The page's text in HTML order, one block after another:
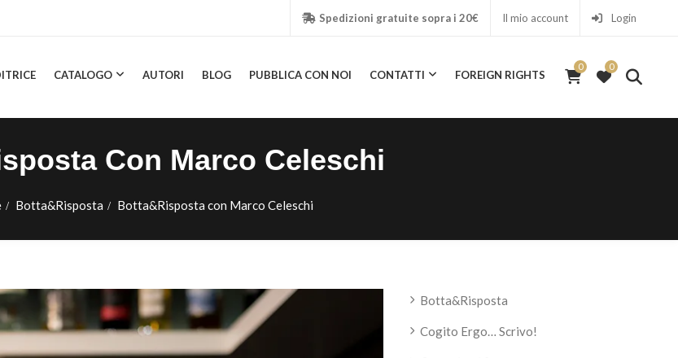
Spedizioni gratuite sopra i 20€ Il mio account Login
CATALOGO AUTORI BLOG PUBBLICA CON NOI CONTATTI FOREIGN RIGHTS
0
0
0
FOREIGN RIGHTS
Con Marco Celeschi
Botta&Risposta Botta&Risposta con Marco Celeschi
Botta&Risposta
Cogito Ergo… Scrivo!